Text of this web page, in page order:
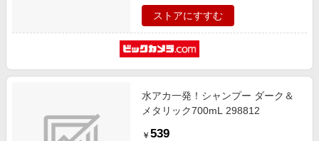
ストアにすすむ
水アカ一発！シャンプー ダーク＆
メタリック700mL 298812
￥ 539